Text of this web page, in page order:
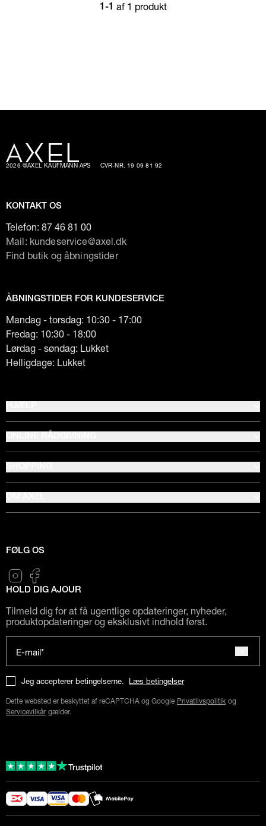
1-1 af 1 produkt
2026 @AXEL KAUFMANN APS CVR-NR. 19 09 81 92
KONTAKT OS
Telefon: 87 46 81 00
Mail: kundeservice@axel.dk
Find butik og åbningstider
ÅBNINGSTIDER FOR KUNDESERVICE
Mandag - torsdag: 10:30 - 17:00
Fredag: 10:30 - 18:00
Lørdag - søndag: Lukket
Helligdage: Lukket
FØLG OS
HOLD DIG AJOUR
Tilmeld dig for at få ugentlige opdateringer, nyheder,
produktopdateringer og eksklusivt indhold først.
E-mail*
Jeg accepterer betingelserne. Læs betingelser
Dette websted er beskyttet af reCAPTCHA og Google Privatlivspolitik og
Servicevilkår gælder.